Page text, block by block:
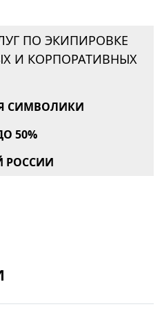
ПО ЭКИПИРОВКЕ
И КОРПОРАТИВНЫХ
СИМВОЛИКИ
50%
РОССИИ